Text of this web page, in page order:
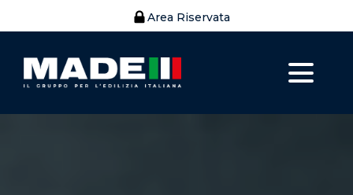
Area Riservata